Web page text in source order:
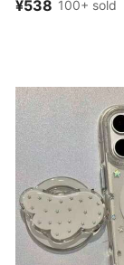
¥538 100+ sold